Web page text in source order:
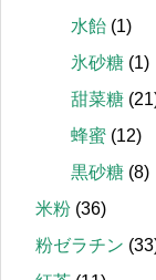
水飴 (1)
氷砂糖 (1)
甜菜糖
蜂蜜 (12)
黒砂糖 (8)
米粉 (36)
粉ゼラチン